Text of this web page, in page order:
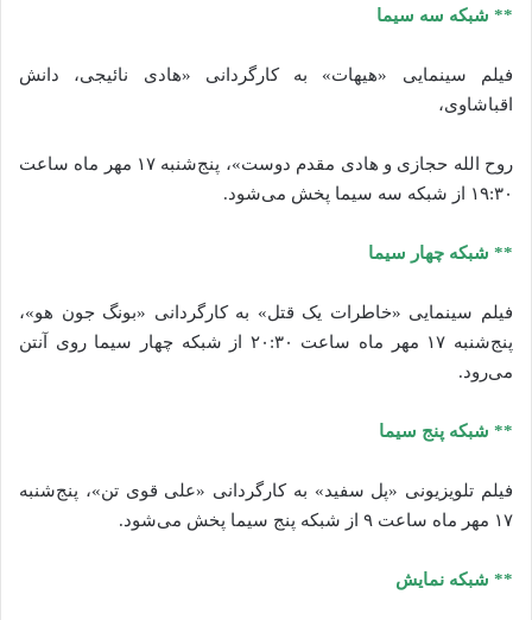
** شبکه سه سیما
فیلم سینمایی «هیهات» به کارگردانی «هادی نائیجی، دانش
اقباشاوی،
روح الله حجازی و هادی مقدم دوست»، پنج‌شنبه ۱۷ مهر ماه ساعت
۱۹:۳۰ از شبکه سه سیما پخش می‌شود.
** شبکه چهار سیما
فیلم سینمایی «خاطرات یک قتل» به کارگردانی «بونگ جون هو»،
پنج‌شنبه ۱۷ مهر ماه ساعت ۲۰:۳۰ از شبکه چهار سیما روی آنتن
می‌رود.
** شبکه پنج سیما
فیلم تلویزیونی «پل سفید» به کارگردانی «علی قوی تن»، پنج‌شنبه
۱۷ مهر ماه ساعت ۹ از شبکه پنج سیما پخش می‌شود.
** شبکه نمایش